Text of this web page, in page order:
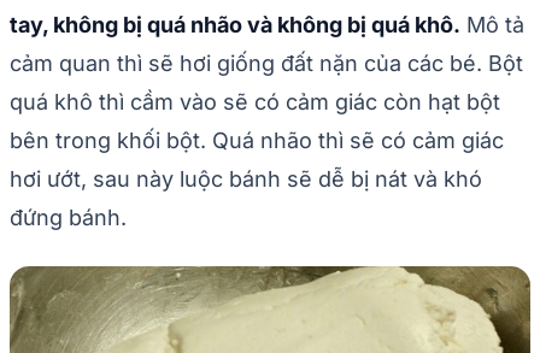
tay, không bị quá nhão và không bị quá khô. Mô tả
cảm quan thì sẽ hơi giống đất nặn của các bé. Bột
quá khô thì cầm vào sẽ có cảm giác còn hạt bột
bên trong khối bột. Quá nhão thì sẽ có cảm giác
hơi ướt, sau này luộc bánh sẽ dễ bị nát và khó
đứng bánh.